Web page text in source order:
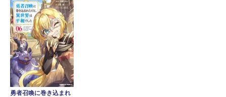
勇者召喚に巻き込まれ